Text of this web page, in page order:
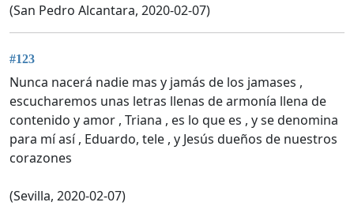
(San Pedro Alcantara, 2020-02-07)
#123
Nunca nacerá nadie mas y jamás de los jamases ,
escucharemos unas letras llenas de armonía llena de
contenido y amor , Triana , es lo que es , y se denomina
para mí así , Eduardo, tele , y Jesús dueños de nuestros
corazones
(Sevilla, 2020-02-07)